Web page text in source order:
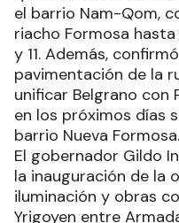
el barrio Nam-Qom,
riacho Formosa
y 11. Además,
pavimentación de la
unificar Belgrano con
en los próximos días
barrio Nueva Formosa.
El gobernador Gildo
la inauguración de la
iluminación y obras
Yrigoyen entre